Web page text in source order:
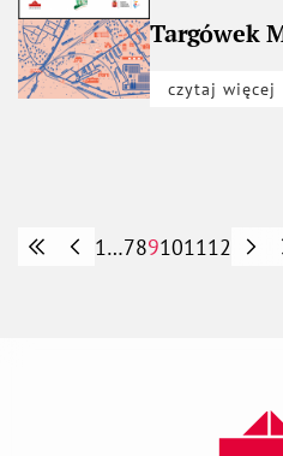
Targówek
czytaj więcej
strona 1…789101112